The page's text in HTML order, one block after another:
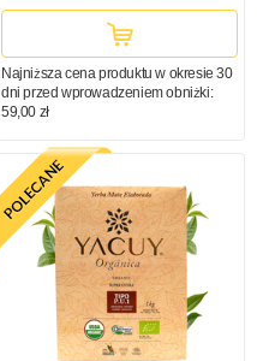
Najniższa cena produktu w okresie 30
dni przed wprowadzeniem obniżki:
59,00 zł